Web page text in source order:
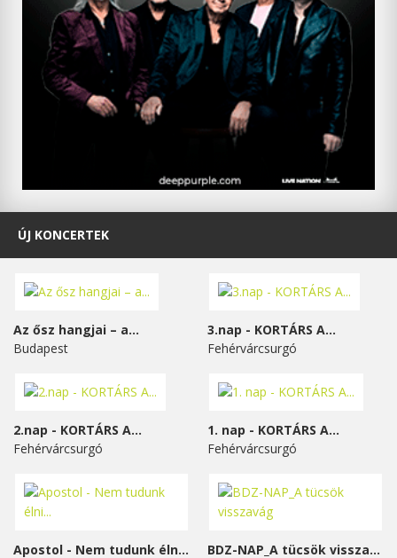
ÚJ KONCERTEK
Az ősz hangjai – a...
Budapest
3.nap - KORTÁRS A...
Fehérvárcsurgó
2.nap - KORTÁRS A...
Fehérvárcsurgó
1. nap - KORTÁRS A...
Fehérvárcsurgó
Apostol - Nem tudunk élni...
BDZ-NAP_A tücsök visszavág